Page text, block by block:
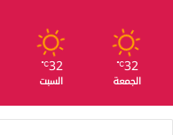
32
℃
الجمعة
32
℃
السبت